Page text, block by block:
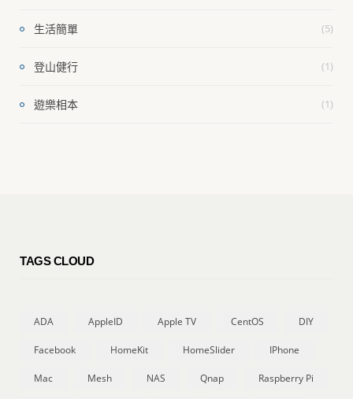
生活簡單 (5)
登山健行 (1)
遊樂相本 (1)
TAGS CLOUD
ADA AppleID Apple TV CentOS DIY
Facebook HomeKit HomeSlider IPhone
Mac Mesh NAS Qnap Raspberry Pi